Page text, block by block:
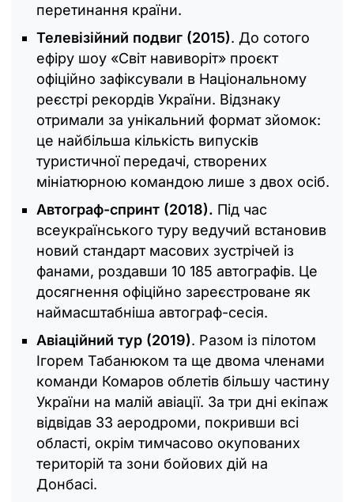
перетинання країни.
Телевізійний подвиг (2015). До сотого
ефіру шоу «Світ навиворіт» проєкт
офіційно зафіксували в Національному
реєстрі рекордів України. Відзнаку
отримали за унікальний формат зйомок:
це найбільша кількість випусків
туристичної передачі, створених
мініатюрною командою лише з двох осіб.
Автограф-спринт (2018). Під час
всеукраїнського туру ведучий встановив
новий стандарт масових зустрічей із
фанами, роздавши 10 185 автографів. Це
досягнення офіційно зареєстроване як
наймасштабніша автограф-сесія.
Авіаційний тур (2019). Разом із пілотом
Ігорем Табанюком та ще двома членами
команди Комаров облетів більшу частину
України на малій авіації. За три дні екіпаж
відвідав 33 аеродроми, покривши всі
області, окрім тимчасово окупованих
територій та зони бойових дій на
Донбасі.